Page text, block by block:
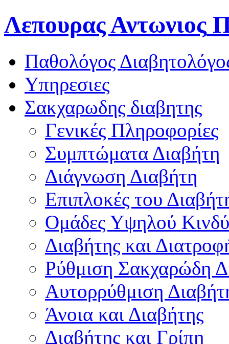
Λεπουρας Αντωνιος
Παθολόγος
Υπηρεσιες
Σακχαρωδης διαβητης
Γενικές Πληροφορίες
Συμπτώματα Διαβήτη
Διάγνωση Διαβήτη
Επιπλοκές του
Oμάδες Υψηλού
Διαβήτης και
Ρύθμιση Σακχαρώδη
Αυτορρύθμιση
Άνοια και Διαβήτης
Διαβήτης και Γρίπη